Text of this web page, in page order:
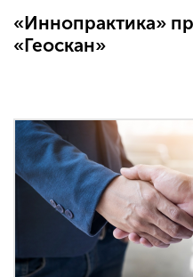
«Иннопрактика»
«Геоскан»